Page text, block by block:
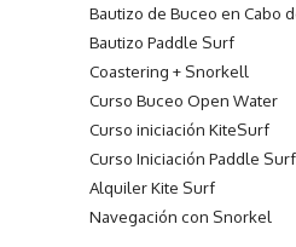
Bautizo de Buceo en Cabo
Bautizo Paddle Surf
Coastering + Snorkell
Curso Buceo Open Water
Curso iniciación KiteSurf
Curso Iniciación Paddle Surf
Alquiler Kite Surf
Navegación con Snorkel